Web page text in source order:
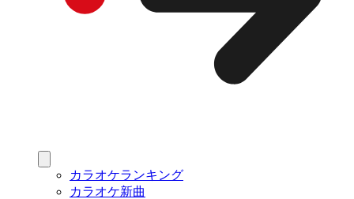
カラオケランキング
カラオケ新曲